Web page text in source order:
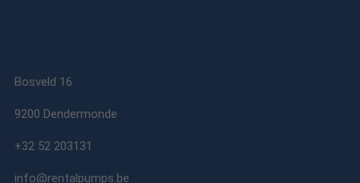
Bosveld 16
9200 Dendermonde
+32 52 203131
info@rentalpumps.be